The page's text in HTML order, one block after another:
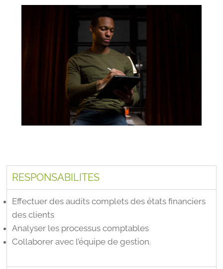
RESPONSABILITES
Effectuer des audits complets des états financiers
des clients
Analyser les processus comptables
Collaborer avec l’équipe de gestion.